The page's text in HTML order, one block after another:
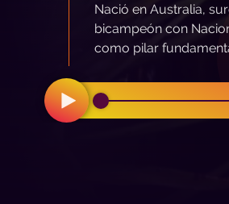
Nació en Australia,
bicampeón con
como pilar